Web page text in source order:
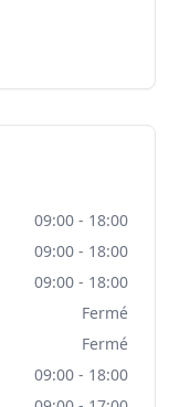
09:00 - 18:00
09:00 - 18:00
09:00 - 18:00
Fermé
Fermé
09:00 - 18:00